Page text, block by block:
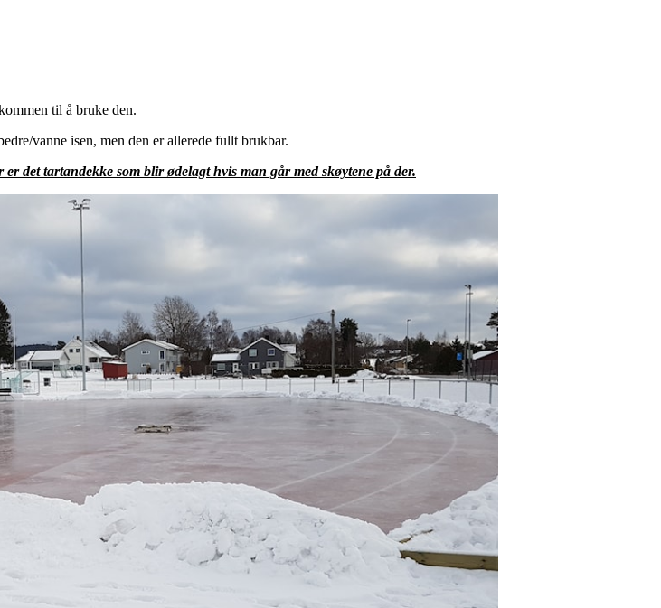
til å bruke den.
vanne isen, men den er allerede fullt brukbar.
det tartandekke som blir ødelagt hvis man går med skøytene på der.